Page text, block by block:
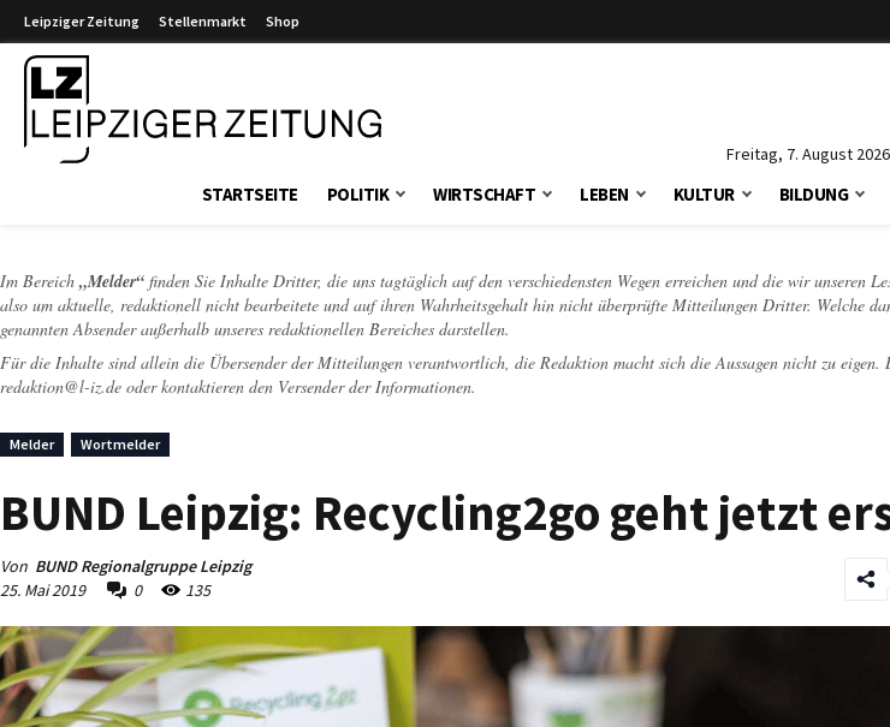
Leipziger Zeitung Stellenmarkt Shop
Freitag, 7. August 2026
STARTSEITE POLITIK WIRTSCHAFT LEBEN KULTUR BILDUNG
Im Bereich „Melder“ finden Sie Inhalte Dritter, die uns tagtäglich auf den verschiedensten Wegen erreichen und die wir unseren
also um aktuelle, redaktionell nicht bearbeitete und auf ihren Wahrheitsgehalt hin nicht überprüfte Mitteilungen Dritter. Welche
genannten Absender außerhalb unseres redaktionellen Bereiches darstellen.
Für die Inhalte sind allein die Übersender der Mitteilungen verantwortlich, die Redaktion macht sich die Aussagen nicht zu eigen.
redaktion@l-iz.de oder kontaktieren den Versender der Informationen.
Melder Wortmelder
BUND Leipzig: Recycling2go geht jetzt
Von BUND Regionalgruppe Leipzig
25. Mai 2019
0 135